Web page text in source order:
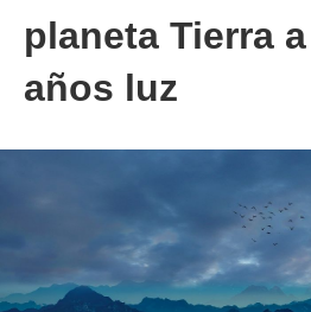
planeta Tierra a
años luz